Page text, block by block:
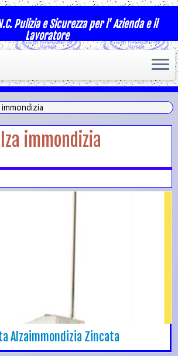
Pulizia e Sicurezza per l' Azienda e il
Lavoratore
immondizia
Alzaimmondizia Zincata